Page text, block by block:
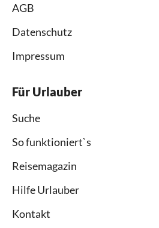
AGB
Datenschutz
Impressum
Für Urlauber
Suche
So funktioniert`s
Reisemagazin
Hilfe Urlauber
Kontakt